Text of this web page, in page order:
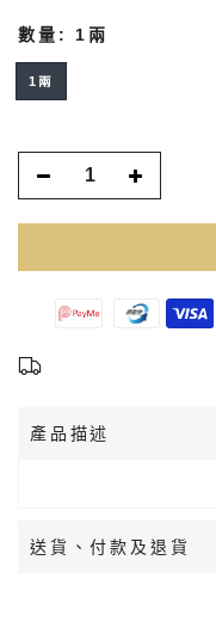
數量: 1兩
1兩
產品描述
送貨、付款及退貨